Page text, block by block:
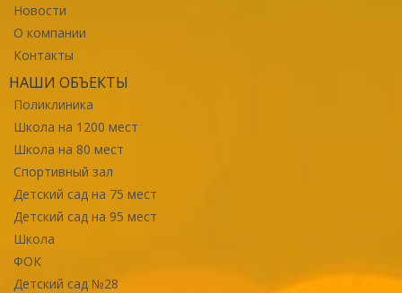
Новости
О компании
Контакты
НАШИ ОБЪЕКТЫ
Поликлиника
Школа на 1200 мест
Школа на 80 мест
Спортивный зал
Детский сад на 75 мест
Детский сад на 95 мест
Школа
ФОК
Детский сад №28